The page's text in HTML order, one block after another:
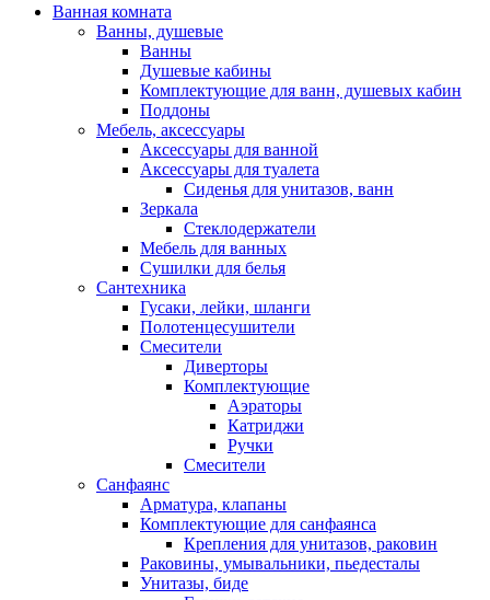
Ванная комната
Ванны, душевые
Ванны
Душевые кабины
Комплектующие для ванн, душевых кабин
Поддоны
Мебель, аксессуары
Аксессуары для ванной
Аксессуары для туалета
Сиденья для унитазов, ванн
Зеркала
Стеклодержатели
Мебель для ванных
Сушилки для белья
Сантехника
Гусаки, лейки, шланги
Полотенцесушители
Смесители
Диверторы
Комплектующие
Аэраторы
Катриджи
Ручки
Смесители
Санфаянс
Арматура, клапаны
Комплектующие для санфаянса
Крепления для унитазов, раковин
Раковины, умывальники, пьедесталы
Унитазы, биде